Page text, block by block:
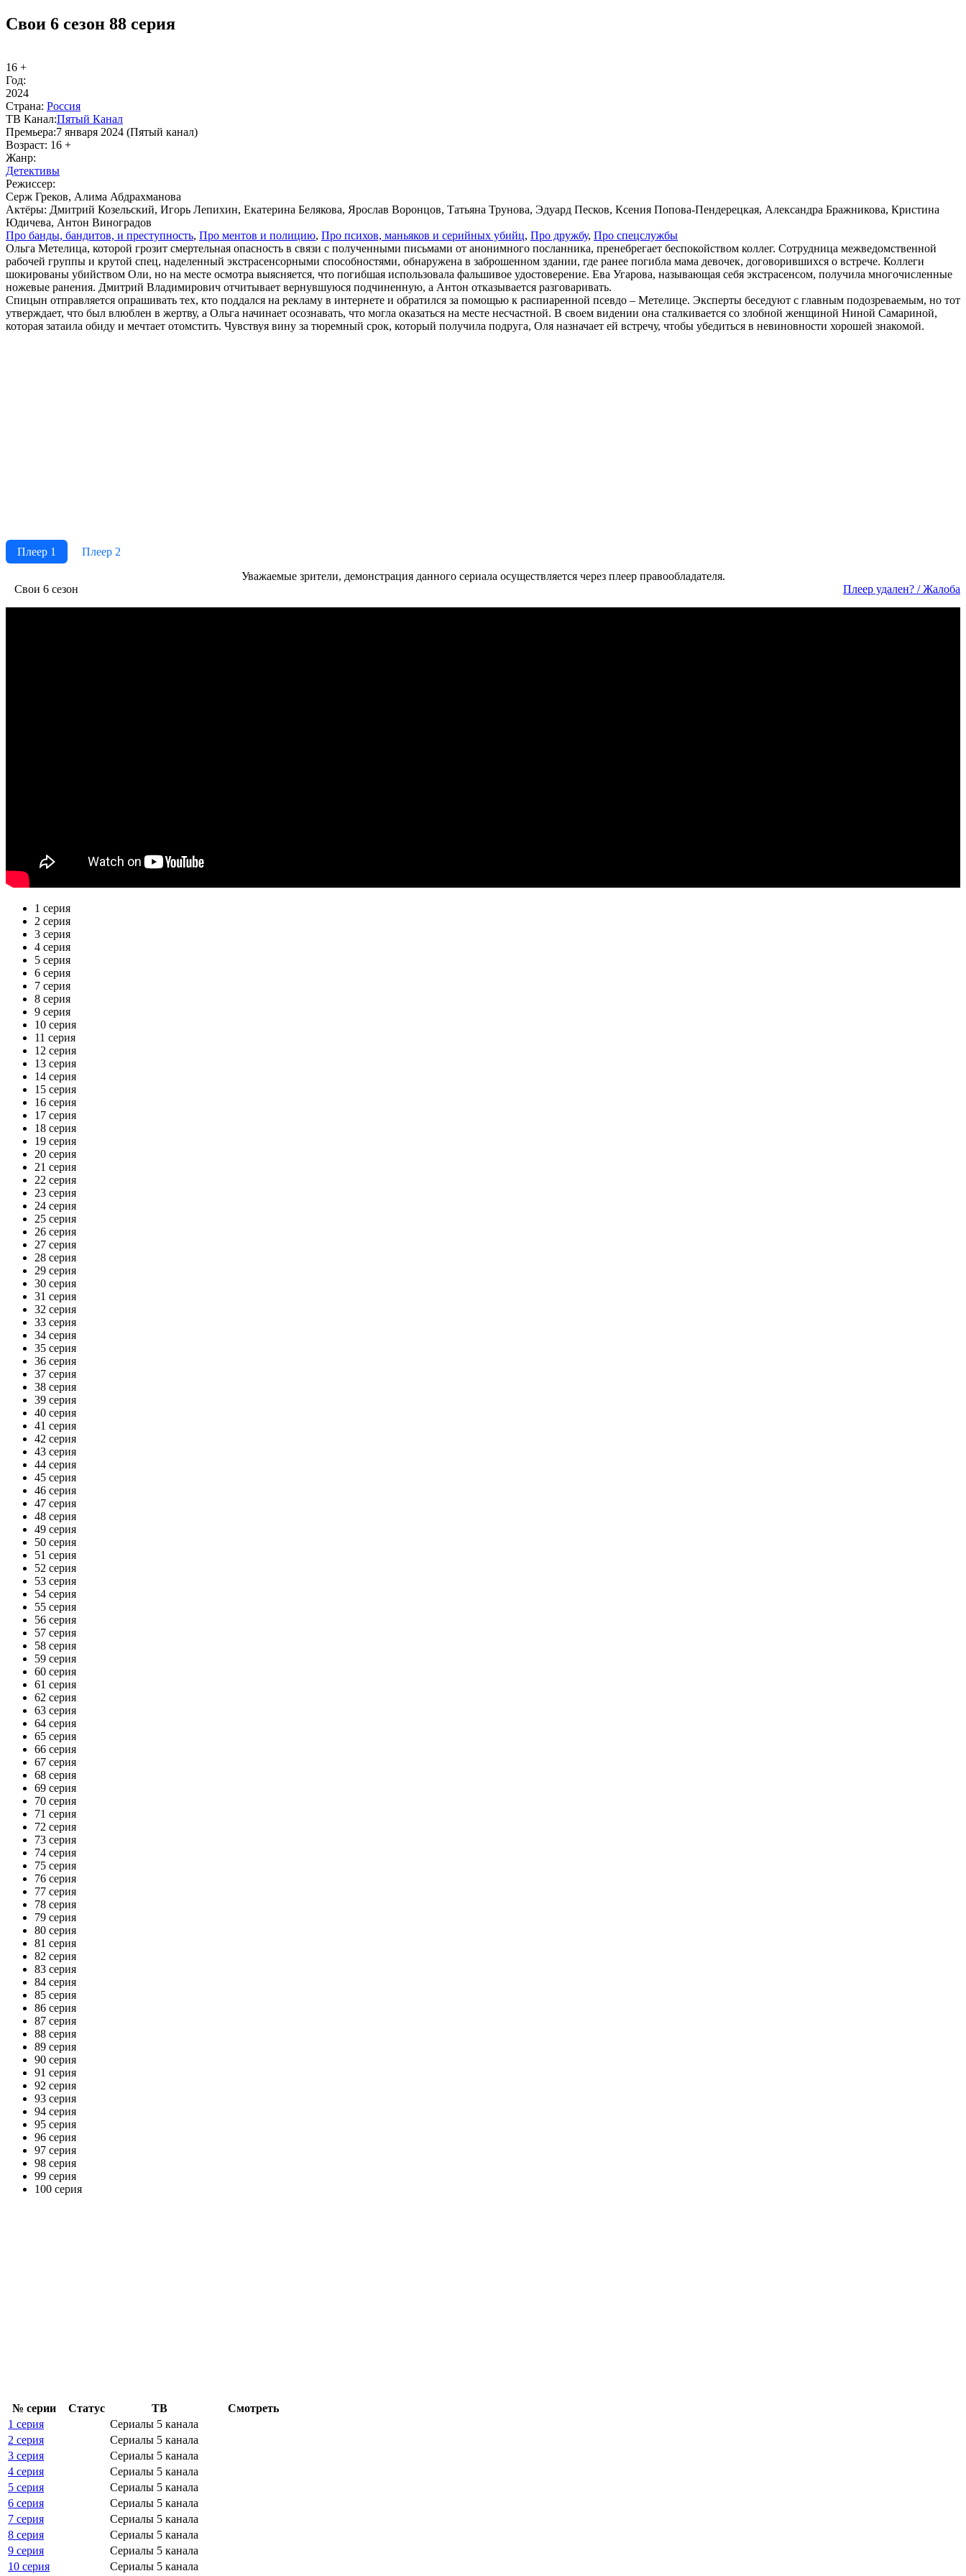
Свои 6 сезон 88 серия
16 +
Год:
2024
Стра­на: Рос­сия
ТВ Ка­нал:Пя­тый Ка­нал
Пре­мье­ра:7 января 2024 (Пятый канал)
Воз­раст: 16 +
Жанр:
Де­тек­ти­вы
Ре­жис­сер:
Серж Греков, Алима Абдрахманова
Ак­тё­ры: Дмитрий Козельский, Игорь Лепихин, Екатерина Белякова, Ярослав Воронцов, Татьяна Трунова, Эдуард Песков, Ксения Попова-Пендерецкая, Александра Бражникова, Кристина
Юдичева, Антон Виноградов
Про бан­ды, бан­ди­тов, и пре­ступ­ность, Про мен­тов и по­ли­цию, Про пси­хов, мань­я­ков и се­рий­ных убийц, Про друж­бу, Про спец­служ­бы
Ольга Метелица, которой грозит смертельная опасность в связи с полученными письмами от анонимного посланника, пренебрегает беспокойством коллег. Сотрудница межведомственной
рабочей группы и крутой спец, наделенный экстрасенсорными способностями, обнаружена в заброшенном здании, где ранее погибла мама девочек, договорившихся о встрече. Коллеги
шокированы убийством Оли, но на месте осмотра выясняется, что погибшая использовала фальшивое удостоверение. Ева Угарова, называющая себя экстрасенсом, получила многочисленные
ножевые ранения. Дмитрий Владимирович отчитывает вернувшуюся подчиненную, а Антон отказывается разговаривать.
Спицын отправляется опрашивать тех, кто поддался на рекламу в интернете и обратился за помощью к распиаренной псевдо – Метелице. Эксперты беседуют с главным подозреваемым, но тот
утверждает, что был влюблен в жертву, а Ольга начинает осознавать, что могла оказаться на месте несчастной. В своем видении она сталкивается со злобной женщиной Ниной Самариной,
которая затаила обиду и мечтает отомстить. Чувствуя вину за тюремный срок, который получила подруга, Оля назначает ей встречу, чтобы убедиться в невиновности хорошей знакомой.
Плеер 1
Плеер 2
Ува­жае­мые зри­те­ли, де­мон­ст­ра­ция дан­но­го се­риа­ла осу­ще­ст­в­ля­ет­ся че­рез пле­ер пра­во­об­ла­да­те­ля.
Свои 6 сезон
Пле­ер уда­лен? / Жа­ло­ба
1 серия
2 серия
3 серия
4 серия
5 серия
6 серия
7 серия
8 серия
9 серия
10 серия
11 серия
12 серия
13 серия
14 серия
15 серия
16 серия
17 серия
18 серия
19 серия
20 серия
21 серия
22 серия
23 серия
24 серия
25 серия
26 серия
27 серия
28 серия
29 серия
30 серия
31 серия
32 серия
33 серия
34 серия
35 серия
36 серия
37 серия
38 серия
39 серия
40 серия
41 серия
42 серия
43 серия
44 серия
45 серия
46 серия
47 серия
48 серия
49 серия
50 серия
51 серия
52 серия
53 серия
54 серия
55 серия
56 серия
57 серия
58 серия
59 серия
60 серия
61 серия
62 серия
63 серия
64 серия
65 серия
66 серия
67 серия
68 серия
69 серия
70 серия
71 серия
72 серия
73 серия
74 серия
75 серия
76 серия
77 серия
78 серия
79 серия
80 серия
81 серия
82 серия
83 серия
84 серия
85 серия
86 серия
87 серия
88 серия
89 серия
90 серия
91 серия
92 серия
93 серия
94 серия
95 серия
96 серия
97 серия
98 серия
99 серия
100 серия
№ се­рии Ста­тус ТВ
Смот­реть
1 серия
Сериалы 5 канала
2 серия
Сериалы 5 канала
3 серия
Сериалы 5 канала
4 серия
Сериалы 5 канала
5 серия
Сериалы 5 канала
6 серия
Сериалы 5 канала
7 серия
Сериалы 5 канала
8 серия
Сериалы 5 канала
9 серия
Сериалы 5 канала
10 серия
Сериалы 5 канала